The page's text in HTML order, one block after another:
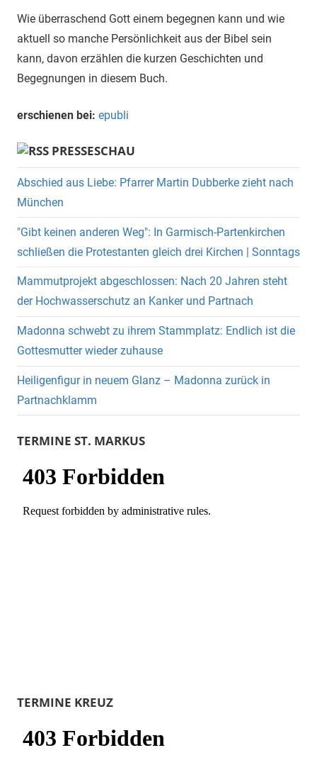
Wie überraschend Gott einem begegnen kann und wie
aktuell so manche Persönlichkeit aus der Bibel sein
kann, davon erzählen die kurzen Geschichten und
Begegnungen in diesem Buch.
erschienen bei: epubli
PRESSESCHAU
Abschied aus Liebe: Pfarrer Martin Dubberke zieht nach
München
"Gibt keinen anderen Weg": In Garmisch-Partenkirchen
schließen die Protestanten gleich drei Kirchen | Sonntags
Mammutprojekt abgeschlossen: Nach 20 Jahren steht
der Hochwasserschutz an Kanker und Partnach
Madonna schwebt zu ihrem Stammplatz: Endlich ist die
Gottesmutter wieder zuhause
Heiligenfigur in neuem Glanz – Madonna zurück in
Partnachklamm
TERMINE ST. MARKUS
TERMINE KREUZ